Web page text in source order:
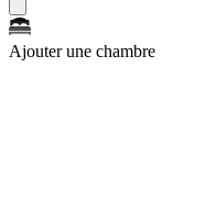
Ajouter une chambre